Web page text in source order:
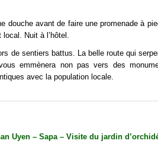
douche avant de faire une promenade à
Nuit à l’hôtel.
de sentiers battus. La belle route qui
emmènera non pas vers des
avec la population locale.
Uyen – Sapa – Visite du jardin